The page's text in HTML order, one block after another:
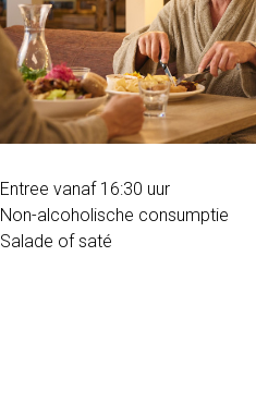
Entree vanaf 16:30 uur
Non-alcoholische consumptie
Salade of saté